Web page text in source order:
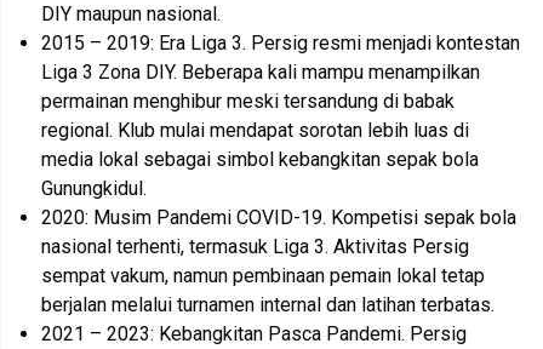
DIY maupun nasional.
2015 – 2019: Era Liga 3. Persig resmi menjadi kontestan
Liga 3 Zona DIY. Beberapa kali mampu menampilkan
permainan menghibur meski tersandung di babak
regional. Klub mulai mendapat sorotan lebih luas di
media lokal sebagai simbol kebangkitan sepak bola
Gunungkidul.
2020: Musim Pandemi COVID-19. Kompetisi sepak bola
nasional terhenti, termasuk Liga 3. Aktivitas Persig
sempat vakum, namun pembinaan pemain lokal tetap
berjalan melalui turnamen internal dan latihan terbatas.
2021 – 2023: Kebangkitan Pasca Pandemi. Persig